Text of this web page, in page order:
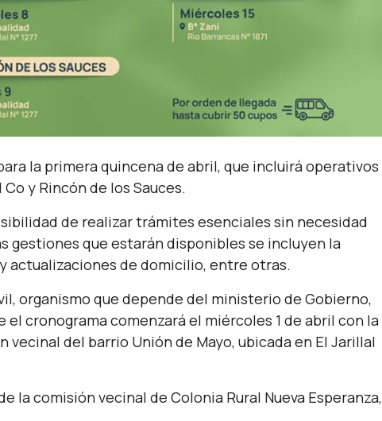
la primera quincena de abril, que incluirá operativos
y Rincón de los Sauces.
de realizar trámites esenciales sin necesidad
gestiones que estarán disponibles se incluyen la
actualizaciones de domicilio, entre otras.
organismo que depende del ministerio de Gobierno,
el cronograma comenzará el miércoles 1 de abril con la
del barrio Unión de Mayo, ubicada en El Jarillal
la comisión vecinal de Colonia Rural Nueva Esperanza,